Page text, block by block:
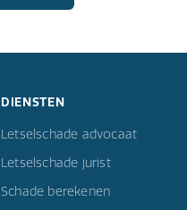
DIENSTEN
Letselschade advocaat
Letselschade jurist
Schade berekenen